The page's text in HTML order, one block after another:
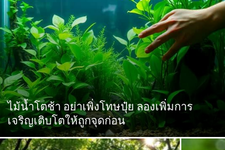
ไม้น้ำโตช้า อย่าเพิ่งโทษปุ๋ย ลองเพิ่มการ
เจริญเติบโตให้ถูกจุดก่อน